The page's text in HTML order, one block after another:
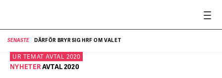
SENASTE DÄRFÖR BRYR SIG HRF OM VALET
UR TEMATAVTAL 2020
NYHETERAVTAL 2020